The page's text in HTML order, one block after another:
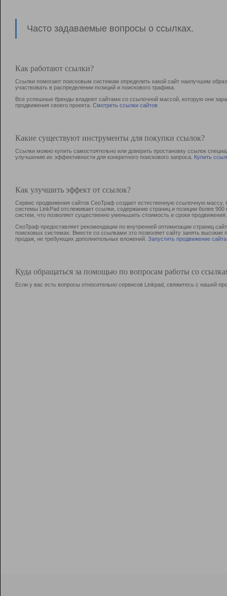
Часто задаваемые вопросы о ссылках.
Как работают ссылки?
Ссылки помогают поисковым системам определить какой сайт наилучшим
участвовать в раcпределении позиций и поискового трафика.
Все успешные бренды владеют сайтами со ссылочной массой, которую они
продвижения своего проекта. Смотреть ссылки сайтов
Какие существуют инструменты для покупки ссылок?
Ссылки можно купить самостоятельно или доверить простановку ссылок
улучшению их эффективности для конкретного поискового запроса. Купить
Как улучшить эффект от ссылок?
Сервис продвижения сайтов СеоТраф создает естественную ссылочную
системы LinkPad отслеживает ссылки, содержание страниц и позиции более
систем, что позволяет существенно уменьшить стоимость и сроки продвижения.
СеоТраф предоставляет рекомендации по внутренней оптимизации страниц
поисковых системах. Вместе со ссылками это позволяет сайту занять
продаж, не требующих дополнительных вложений. Запустить продвижение сайта
Куда обращаться за помощью по вопросам работы со
Если у вас есть вопросы относительно сервисов Linkpad, свяжитесь с нашей